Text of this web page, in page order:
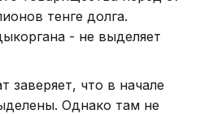
тенге долга.
- не выделяет
заверяет, что в начале
Однако там не